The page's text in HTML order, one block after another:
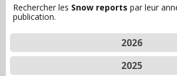
Rechercher les Snow reports par leur
publication.
2026
2025